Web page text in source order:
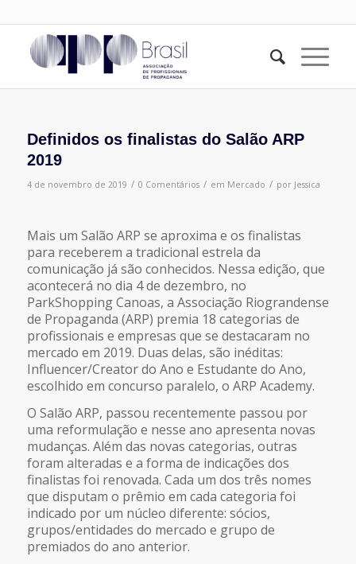
Definidos os finalistas do Salão ARP
2019
4 de novembro de 2019 / 0 Comentários / em Mercado / por Jessica
Mais um Salão ARP se aproxima e os finalistas
para receberem a tradicional estrela da
comunicação já são conhecidos. Nessa edição, que
acontecerá no dia 4 de dezembro, no
ParkShopping Canoas, a Associação Riograndense
de Propaganda (ARP) premia 18 categorias de
profissionais e empresas que se destacaram no
mercado em 2019. Duas delas, são inéditas:
Influencer/Creator do Ano e Estudante do Ano,
escolhido em concurso paralelo, o ARP Academy.
O Salão ARP, passou recentemente passou por
uma reformulação e nesse ano apresenta novas
mudanças. Além das novas categorias, outras
foram alteradas e a forma de indicações dos
finalistas foi renovada. Cada um dos três nomes
que disputam o prêmio em cada categoria foi
indicado por um núcleo diferente: sócios,
grupos/entidades do mercado e grupo de
premiados do ano anterior.